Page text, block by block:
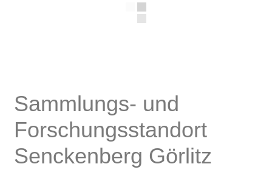
Sammlungs- und
Forschungsstandort
Senckenberg Görlitz